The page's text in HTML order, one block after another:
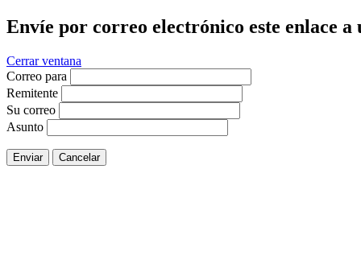
Envíe por correo electrónico este enlace a
Cerrar ventana
Correo para
Remitente
Su correo
Asunto
Enviar Cancelar